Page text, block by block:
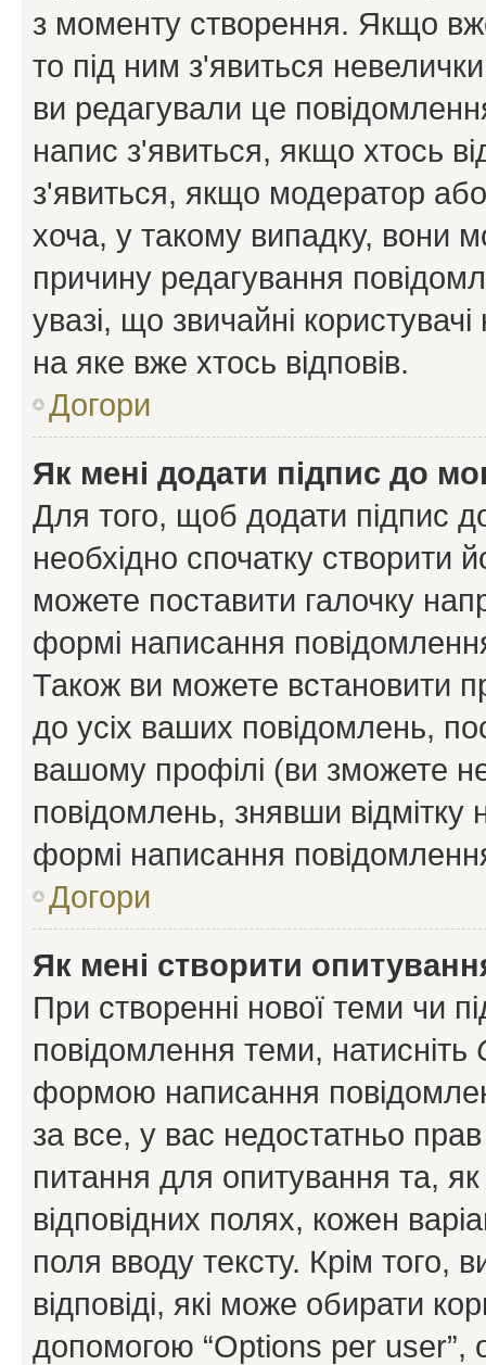
з моменту створення. Якщо
то під ним з'явиться
ви редагували це
напис з'явиться, якщо хтось
з'явиться, якщо модератор
хоча, у такому випадку, вони
причину редагування
увазі, що звичайні
на яке вже хтось відповів.
Догори
Як мені додати підпис до
Для того, щоб додати підпис
необхідно спочатку створити
можете поставити галочку
формі написання
Також ви можете встановити
до усіх ваших повідомлень,
вашому профілі (ви зможете
повідомлень, знявши відмітку
формі написання
Догори
Як мені створити
При створенні нової теми чи
повідомлення теми, натисніть
формою написання
за все, у вас недостатньо
питання для опитування та, як
відповідних полях, кожен
поля вводу тексту. Крім того,
відповіді, які може обирати
допомогою “Options per user”,